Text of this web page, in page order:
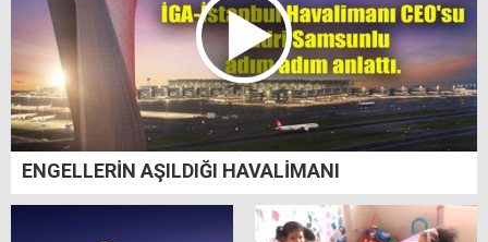
ENGELLERİN AŞILDIĞI HAVALİMANI